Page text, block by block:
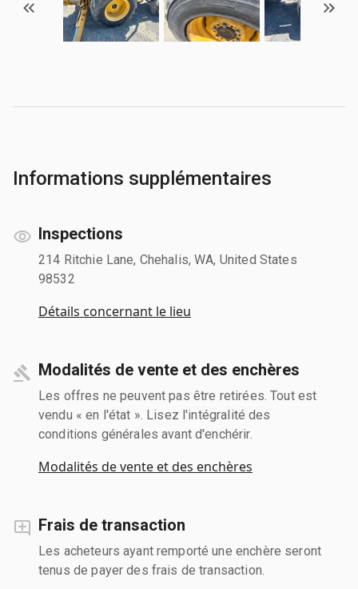
Informations supplémentaires
Inspections
214 Ritchie Lane, Chehalis, WA, United States
98532
Détails concernant le lieu
Modalités de vente et des enchères
Les offres ne peuvent pas être retirées. Tout est
vendu « en l'état ». Lisez l'intégralité des
conditions générales avant d'enchérir.
Modalités de vente et des enchères
Frais de transaction
Les acheteurs ayant remporté une enchère seront
tenus de payer des frais de transaction.